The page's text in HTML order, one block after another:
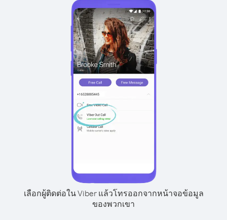
เลือกผู้ติดต่อใน Viber แล้วโทรออกจากหน้าจอข้อมูล
ของพวกเขา